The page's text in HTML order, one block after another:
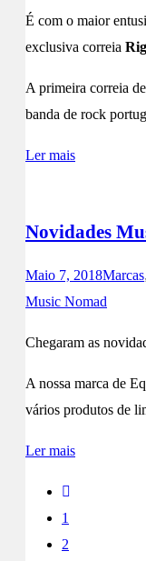
É com o maior
exclusiva correia
A primeira correia
banda de rock
Ler mais
Novidades
Maio 7, 2018Marcas,
Music Nomad
Chegaram as
A nossa marca de
vários produtos de
Ler mais
1
2